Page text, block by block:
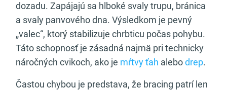
dozadu. Zapájajú sa hlboké svaly trupu, bránica
a svaly panvového dna. Výsledkom je pevný
„valec“, ktorý stabilizuje chrbticu počas pohybu.
Táto schopnosť je zásadná najmä pri technicky
náročných cvikoch, ako je mŕtvy ťah alebodrep.
Častou chybou je predstava, že bracing patrí len